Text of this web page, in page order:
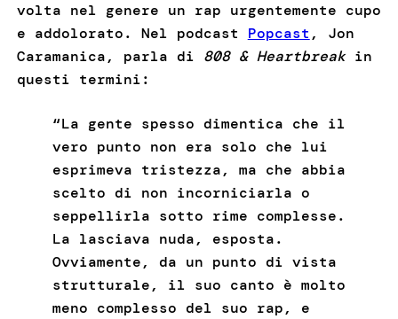
volta nel genere un rap urgentemente cupo
e addolorato. Nel podcast Popcast, Jon
Caramanica, parla di 808 & Heartbreak in
questi termini:
“La gente spesso dimentica che il
vero punto non era solo che lui
esprimeva tristezza, ma che abbia
scelto di non incorniciarla o
seppellirla sotto rime complesse.
La lasciava nuda, esposta.
Ovviamente, da un punto di vista
strutturale, il suo canto è molto
meno complesso del suo rap, e